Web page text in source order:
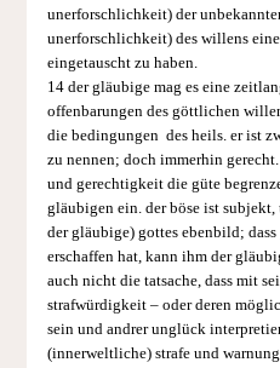
unerforschlichkeit) der
unerforschlichkeit) des willens
eingetauscht zu haben.
14 der gläubige mag es eine
offenbarungen des göttlichen
die bedingungen des heils. er ist
zu nennen; doch immerhin
und gerechtigkeit die güte
gläubigen ein. der böse ist
der gläubige) gottes ebenbild;
erschaffen hat, kann ihm der
auch nicht die tatsache, dass mit
strafwürdigkeit – oder deren
sein und andrer unglück
(innerweltliche) strafe und